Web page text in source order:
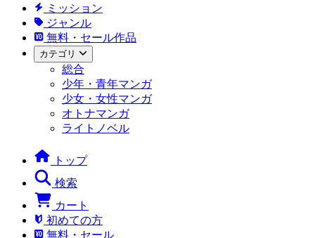
ミッション
ジャンル
無料・セール作品
カテゴリ
総合
少年・青年マンガ
少女・女性マンガ
オトナマンガ
ライトノベル
トップ
検索
カート
初めての方
無料・セール